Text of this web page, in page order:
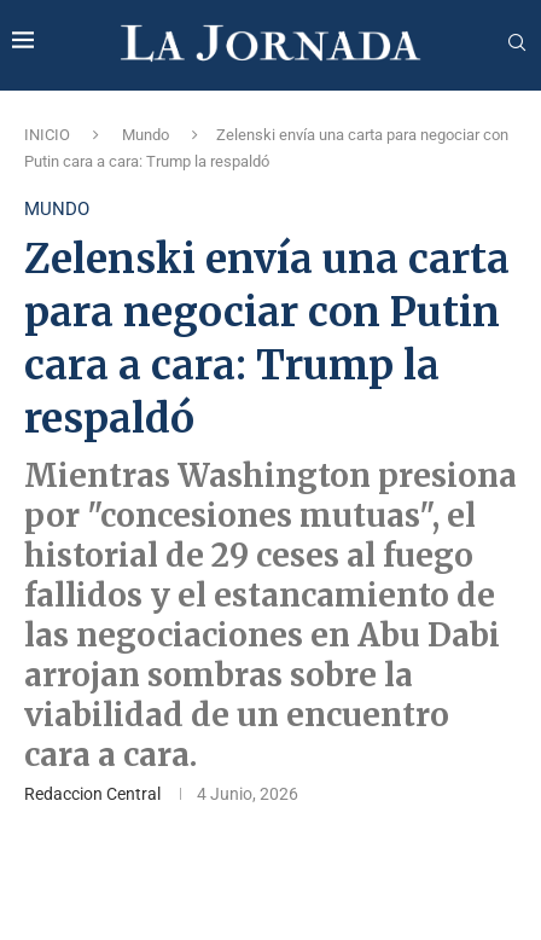
INICIO Mundo
Zelenski envía una carta para negociar con
Putin cara a cara: Trump la respaldó
MUNDO
Zelenski envía una carta
para negociar con Putin
cara a cara: Trump la
respaldó
Mientras Washington presiona
por "concesiones mutuas", el
historial de 29 ceses al fuego
fallidos y el estancamiento de
las negociaciones en Abu Dabi
arrojan sombras sobre la
viabilidad de un encuentro
cara a cara.
Redaccion Central 4 Junio, 2026